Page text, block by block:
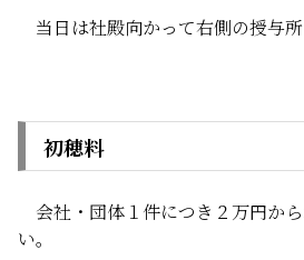
当日は社殿向かって右側の授与所
初穂料
会社・団体１件につき２万円か
い。